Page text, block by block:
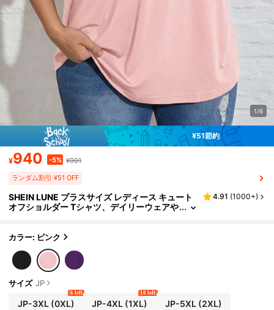
1/6
¥51節約
¥940 -5% ¥991
ランダム割引 ¥51 OFF
SHEIN LUNE プラスサイズ レディース キュート
オフショルダー Tシャツ、デイリーウェアや
4.91 (1000+)
カラー: ピンク
サイズ JP
JP-3XL(0XL)
6 left
JP-4XL (1XL)
10 left
JP-5XL(2XL)